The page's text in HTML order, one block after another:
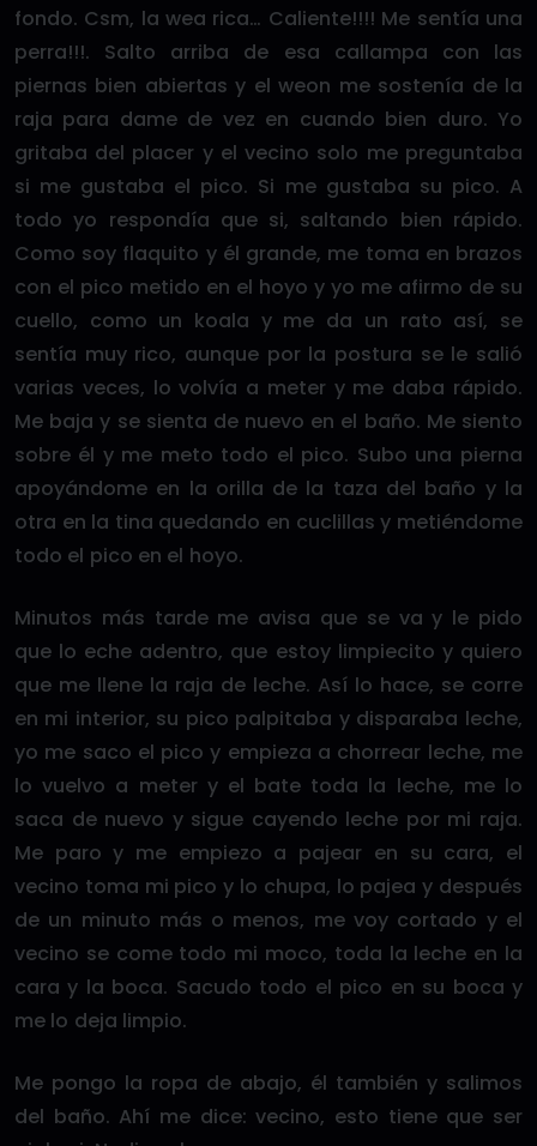
fondo. Csm, la wea rica… Caliente!!!! Me sentía una
perra!!!. Salto arriba de esa callampa con las
piernas bien abiertas y el weon me sostenía de la
raja para dame de vez en cuando bien duro. Yo
gritaba del placer y el vecino solo me preguntaba
si me gustaba el pico. Si me gustaba su pico. A
todo yo respondía que si, saltando bien rápido.
Como soy flaquito y él grande, me toma en brazos
con el pico metido en el hoyo y yo me afirmo de su
cuello, como un koala y me da un rato así, se
sentía muy rico, aunque por la postura se le salió
varias veces, lo volvía a meter y me daba rápido.
Me baja y se sienta de nuevo en el baño. Me siento
sobre él y me meto todo el pico. Subo una pierna
apoyándome en la orilla de la taza del baño y la
otra en la tina quedando en cuclillas y metiéndome
todo el pico en el hoyo.
Minutos más tarde me avisa que se va y le pido
que lo eche adentro, que estoy limpiecito y quiero
que me llene la raja de leche. Así lo hace, se corre
en mi interior, su pico palpitaba y disparaba leche,
yo me saco el pico y empieza a chorrear leche, me
lo vuelvo a meter y el bate toda la leche, me lo
saca de nuevo y sigue cayendo leche por mi raja.
Me paro y me empiezo a pajear en su cara, el
vecino toma mi pico y lo chupa, lo pajea y después
de un minuto más o menos, me voy cortado y el
vecino se come todo mi moco, toda la leche en la
cara y la boca. Sacudo todo el pico en su boca y
me lo deja limpio.
Me pongo la ropa de abajo, él también y salimos
del baño. Ahí me dice: vecino, esto tiene que ser